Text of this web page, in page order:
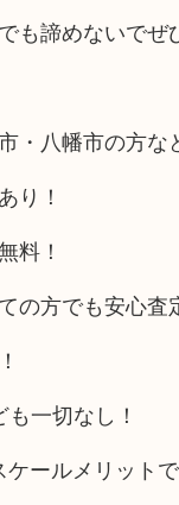
も諦めないでぜ
・八幡市の方
り！
料！
の方でも安心査
一切なし！
ールメリットで